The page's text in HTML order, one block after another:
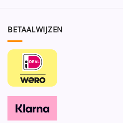
BETAALWIJZEN